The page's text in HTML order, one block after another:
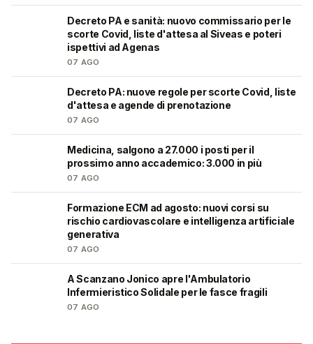
Decreto PA e sanità: nuovo commissario per le
scorte Covid, liste d'attesa al Siveas e poteri
ispettivi ad Agenas
07 AGO
Decreto PA: nuove regole per scorte Covid, liste
d'attesa e agende di prenotazione
07 AGO
Medicina, salgono a 27.000 i posti per il
prossimo anno accademico: 3.000 in più
07 AGO
Formazione ECM ad agosto: nuovi corsi su
rischio cardiovascolare e intelligenza artificiale
generativa
07 AGO
A Scanzano Jonico apre l'Ambulatorio
Infermieristico Solidale per le fasce fragili
07 AGO